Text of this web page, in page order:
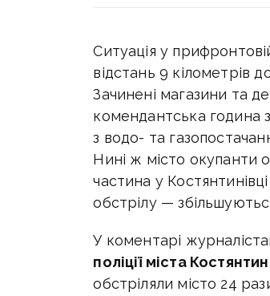
Ситуація у
відстань 9 кілометрів
Зачинені магазини та
комендантська година
з водо- та
Нині ж місто окупанти
частина у
обстрілу —
У коментарі
поліції міста
обстріляли місто 24